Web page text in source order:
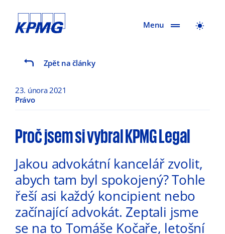
Menu
Zpět na články
23. února 2021
Právo
Proč jsem si vybral KPMG Legal
Jakou advokátní kancelář zvolit,
abych tam byl spokojený? Tohle
řeší asi každý koncipient nebo
začínající advokát. Zeptali jsme
se na to Tomáše Kočaře, letošní